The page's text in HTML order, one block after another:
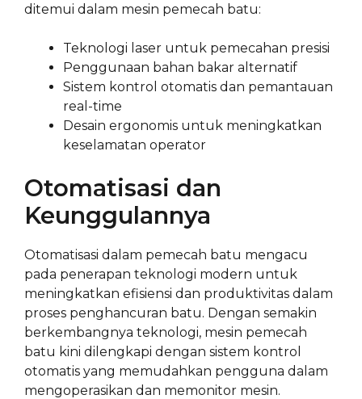
ditemui dalam mesin pemecah batu:
Teknologi laser untuk pemecahan presisi
Penggunaan bahan bakar alternatif
Sistem kontrol otomatis dan pemantauan
real-time
Desain ergonomis untuk meningkatkan
keselamatan operator
Otomatisasi dan
Keunggulannya
Otomatisasi dalam pemecah batu mengacu
pada penerapan teknologi modern untuk
meningkatkan efisiensi dan produktivitas dalam
proses penghancuran batu. Dengan semakin
berkembangnya teknologi, mesin pemecah
batu kini dilengkapi dengan sistem kontrol
otomatis yang memudahkan pengguna dalam
mengoperasikan dan memonitor mesin.